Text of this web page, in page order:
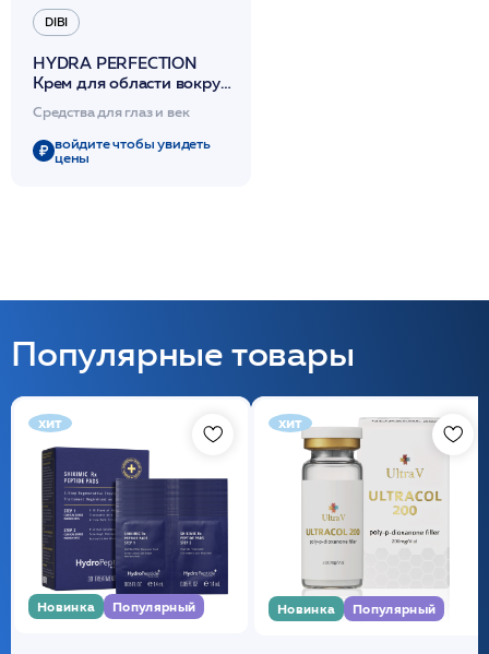
DIBI
HYDRA PERFECTION
Крем для области вокруг
глаз активно
увлажняющий 20 мл
/DIBI
Средства для глаз и век
войдите чтобы увидеть
цены
Популярные товары
хит
Новинка Популярный
хит
Новинка Популярный